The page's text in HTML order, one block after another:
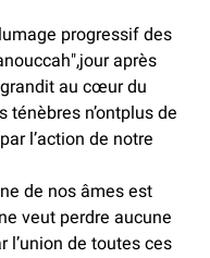
progressif des
après
au cœur du
ténèbres n’ontplus de
l’action de notre
de nos âmes est
veut perdre aucune
l’union de toutes ces